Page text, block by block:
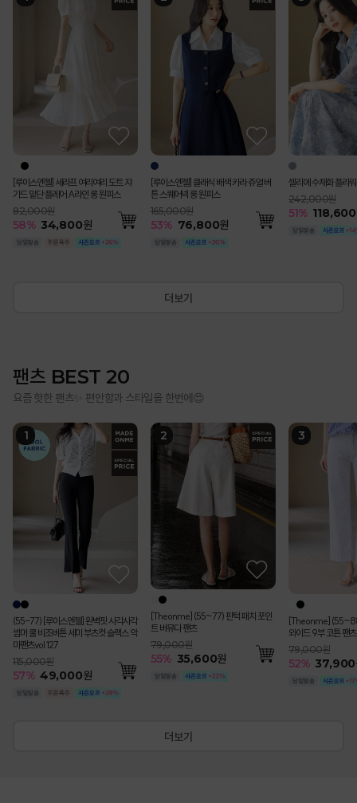
[루이스엔젤] 블러스 사각사각 쟈가드
꽃잎 소매 페플럼 자켓 블라우스
99,000원
48,800원
[루이스엔젤] 헤라드 사각사각 썸머 쿨
벨트SET 스탠다드 테일러드 더블 자켓
198,000원
% 89,200
(기획특가) 리젠느
미 크롭 자켓
219,000원
[루이스엔젤] 세라프 여리여리 도트 쟈
가드 밑단 플레어 A라인 롱 원피스
82,000원
34,800원
[루이스엔젤] 클래식 배색 카라 쥬얼 버
튼 스퀘어넥 롱 원피스
165,000원
% 76,800
셀리에 수채화 플라
242,000원
51 % 118,600
[루이스엔젤] 블러스 사각사각 쟈가드
꽃잎 소매 페플럼 자켓 블라우스
99,000원
48,800원
[Theonme] 요루 시스루 리본 뒷트임
39,000원
% 17,400
[Theonme] 투웨이
트링 셔츠
110,000원
56
(55-77) [루이스엔젤] 완벽핏 사각사각
썸머 쿨 비조버튼 세미 부츠컷 슬랙스 악
마팬츠vol.127
49,000
[Theonme] (55~77) 핀턱 패치 포인
트 버뮤다 팬츠
79,000원
35,600
[Theonme]
와이드 9부 코튼 팬츠
79,000원
52 37,900
[Theonme] 하트 자수 스트라이프 프
릴 캡소매 니트
65,000원
30,300원
에스닉 시스루 레이스 브이라인 배색 캡
소매 니트 나시
36,000원
% 18,100
[Theonme] 린넨 시
건
47,400원
35 30,800
펀칭 스트라이프 백밴딩 쿨 썸머 면 맞주
름 플리츠 A라인 롱 스커트
119,000원
58,400원
[코디set특가]수플레 로즈 리본 쉬폰 나
시 블라우스 A라인 플레어 스커트 세트
200,000원
%
루메나 쉬폰 이중 레
트
99,000원
54 45,200
[루이스엔젤] 세라프 여리여리 도트 쟈
가드 밑단 플레어 A라인 롱 원피스
82,000원
58% 34,800원
[루이스엔젤] 클래식 배색 카라 쥬얼 버
튼 스퀘어넥 롱 원피스
165,000원
53% 76,800원
셀리에 수채화 플라
242,000원
51% 118,600
더보기
팬츠 BEST 20
요즘 핫한 팬츠✨ 편안함과 스타일을 한번에😍
(55-77) [루이스엔젤] 완벽핏 사각사각
썸머 쿨 비조버튼 세미 부츠컷 슬랙스 악
마팬츠vol.127
115,000원
57% 49,000원
[Theonme] (55~77) 핀턱 패치 포인
트 버뮤다 팬츠
79,000원
55% 35,600원
[Theonme]
와이드 9부 코튼 팬츠
79,000원
52% 37,900
더보기